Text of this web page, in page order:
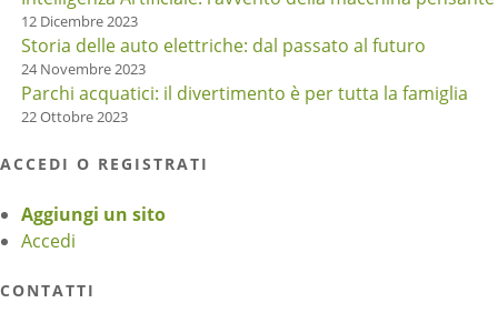
12 Dicembre 2023
Storia delle auto elettriche: dal passato al futuro
24 Novembre 2023
Parchi acquatici: il divertimento è per tutta la famiglia
22 Ottobre 2023
ACCEDI O REGISTRATI
Aggiungi un sito
Accedi
CONTATTI